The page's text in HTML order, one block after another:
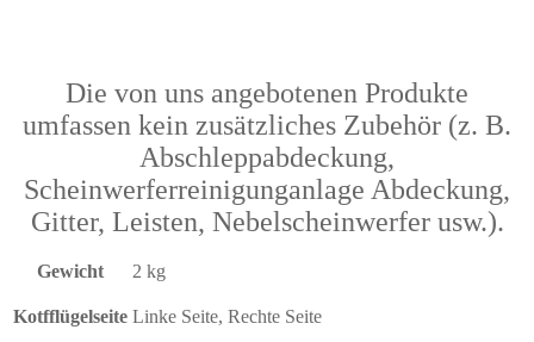
Die von uns angebotenen Produkte
umfassen kein zusätzliches Zubehör (z. B.
Abschleppabdeckung,
Scheinwerferreinigunganlage Abdeckung,
Gitter, Leisten, Nebelscheinwerfer usw.).
Gewicht 2 kg
Kotfflügelseite Linke Seite, Rechte Seite